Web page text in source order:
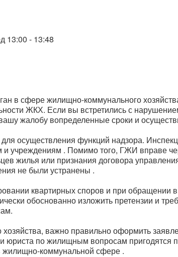
13:00 - 13:48
в сфере жилищно-коммунального
ЖКХ. Если вы встретились с
жалобу вопределенные сроки и
осуществления функций надзора.
учреждениям . Помимо того, ГЖИ вправе
жилья или признания договора
не были устранены .
квартирных споров и при обращении
обоснованно изложить претензии и
важно правильно оформить
юриста по жилищным вопросам пригодятся
жилищно-коммунальной сфере .